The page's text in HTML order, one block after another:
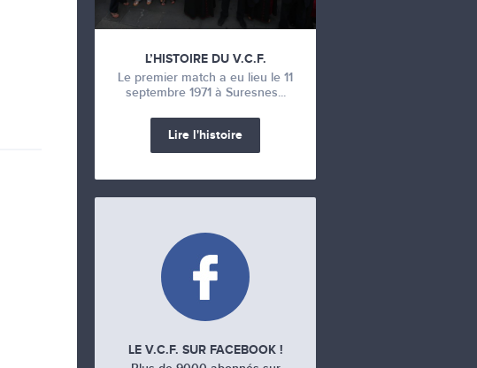
L’HISTOIRE DU V.C.F.
Le premier match a eu lieu le 11
septembre 1971 à Suresnes...
Lire l'histoire
LE V.C.F. SUR FACEBOOK !